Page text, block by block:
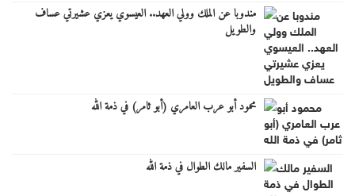
مندوبا عن الملك وولي العهد.. العيسوي يعزي عشيرتي عساف
والطويل
محمود أبو عرب العامري (أبو ثامر) في ذمة الله
السفير مالك الطوال في ذمة الله